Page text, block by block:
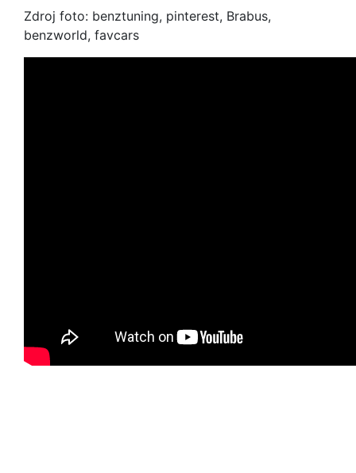
Zdroj foto: benztuning, pinterest, Brabus,
benzworld, favcars